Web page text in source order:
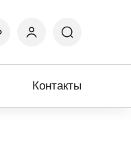
Контакты